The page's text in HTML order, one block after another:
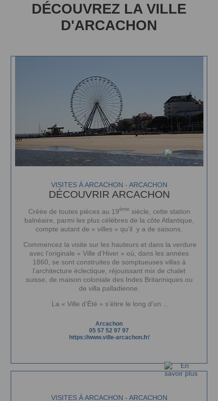
DÉCOUVREZ LA VILLE
D'ARCACHON
VISITES À ARCACHON - ARCACHON
DÉCOUVRIR ARCACHON
Créée de toutes pièces au 19èmesiècle, cette station
balnéaire, parmi les plus célèbres de la côte Atlantique,
compte autant de « villes » qu’il y a de saisons.
Commencez la visite sur les hauteurs et dans la verdure
avec l’originale « Ville d’Hiver » où, dans les années
1860, se sont construites de somptueuses villas à
l’architecture éclectique, réjouissant mix de chalet
suisse, de maison coloniale des Indes Britanniques ou
de villa palladienne.
La « Ville d’Été » s’étire le long d’un ...
Arcachon
05 57 52 97 97
https://www.ville-arcachon.fr/
VISITES À ARCACHON - ARCACHON